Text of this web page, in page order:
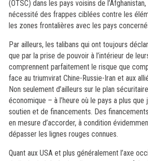
(OTSC) dans les pays voisins de l’Afghanistan,
nécessité des frappes ciblées contre les
les zones frontalières avec les pays
Par ailleurs, les talibans qui ont toujours
que par la prise de pouvoir à l’intérieur de
comprennent parfaitement le risque que
face au triumvirat Chine-Russie-Iran et aux
Non seulement d’ailleurs sur le plan
économique – à l’heure où le pays a plus que
soutien et de financements. Des
en mesure d’accorder, à condition
dépasser les lignes rouges connues.
Quant aux USA et plus généralement l’axe